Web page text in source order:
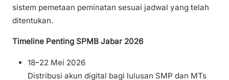
sistem pemetaan peminatan sesuai jadwal yang telah
ditentukan.
Timeline Penting SPMB Jabar 2026
18–22 Mei 2026
Distribusi akun digital bagi lulusan SMP dan MTs